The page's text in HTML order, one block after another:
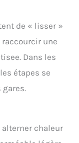
de « lisser »
raccourcir une
Dans les
étapes se
chaleur